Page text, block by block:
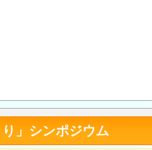
」シンポジウム